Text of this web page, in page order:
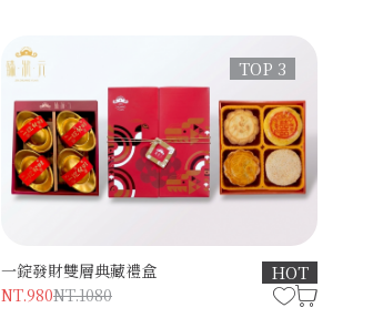
一錠發財雙層典藏禮盒 HOT
NT.980NT.1080